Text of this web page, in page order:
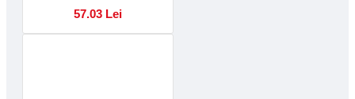
57.03 Lei